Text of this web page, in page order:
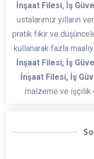
İnşaat Filesi, İş
ustalarımız yılların
pratik fikir ve
kullanarak fazla
İnşaat Filesi, İş
İnşaat Filesi, İş
malzeme ve işçilik